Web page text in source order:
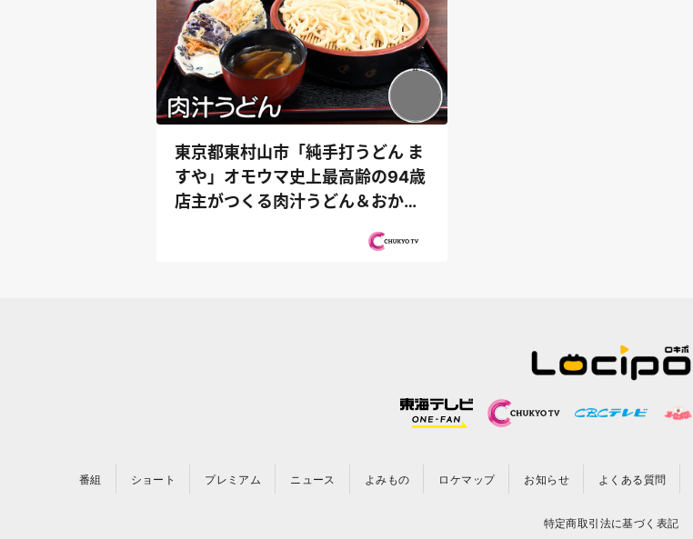
東京都東村山市「純手打うどん ま
すや」オモウマ史上最高齢の94歳
店主がつくる肉汁うどん＆おかわ
番組 ショート プレミアム ニュース よみもの ロケマップ お知らせ よくある質問
特定商取引法に基づく表記